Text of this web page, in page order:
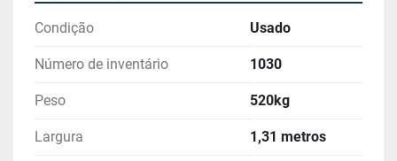
Condição Usado
Número de inventário 1030
Peso 520kg
Largura 1,31 metros